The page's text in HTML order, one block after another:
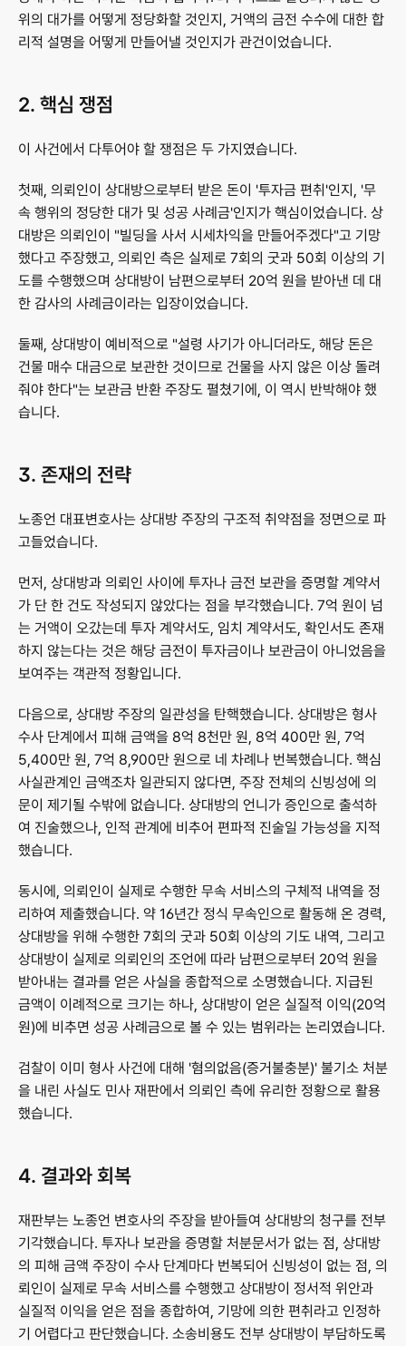
위의 대가를 어떻게 정당화할 것인지, 거액의 금전 수수에 대한 합
리적 설명을 어떻게 만들어낼 것인지가 관건이었습니다.
2. 핵심 쟁점
이 사건에서 다투어야 할 쟁점은 두 가지였습니다.
첫째, 의뢰인이 상대방으로부터 받은 돈이 '투자금 편취'인지, '무
속 행위의 정당한 대가 및 성공 사례금'인지가 핵심이었습니다. 상
대방은 의뢰인이 "빌딩을 사서 시세차익을 만들어주겠다"고 기망
했다고 주장했고, 의뢰인 측은 실제로 7회의 굿과 50회 이상의 기
도를 수행했으며 상대방이 남편으로부터 20억 원을 받아낸 데 대
한 감사의 사례금이라는 입장이었습니다.
둘째, 상대방이 예비적으로 "설령 사기가 아니더라도, 해당 돈은
건물 매수 대금으로 보관한 것이므로 건물을 사지 않은 이상 돌려
줘야 한다"는 보관금 반환 주장도 펼쳤기에, 이 역시 반박해야 했
습니다.
3. 존재의 전략
노종언 대표변호사는 상대방 주장의 구조적 취약점을 정면으로 파
고들었습니다.
먼저, 상대방과 의뢰인 사이에 투자나 금전 보관을 증명할 계약서
가 단 한 건도 작성되지 않았다는 점을 부각했습니다. 7억 원이 넘
는 거액이 오갔는데 투자 계약서도, 임치 계약서도, 확인서도 존재
하지 않는다는 것은 해당 금전이 투자금이나 보관금이 아니었음을
보여주는 객관적 정황입니다.
다음으로, 상대방 주장의 일관성을 탄핵했습니다. 상대방은 형사
수사 단계에서 피해 금액을 8억 8천만 원, 8억 400만 원, 7억
5,400만 원, 7억 8,900만 원으로 네 차례나 번복했습니다. 핵심
사실관계인 금액조차 일관되지 않다면, 주장 전체의 신빙성에 의
문이 제기될 수밖에 없습니다. 상대방의 언니가 증인으로 출석하
여 진술했으나, 인적 관계에 비추어 편파적 진술일 가능성을 지적
했습니다.
동시에, 의뢰인이 실제로 수행한 무속 서비스의 구체적 내역을 정
리하여 제출했습니다. 약 16년간 정식 무속인으로 활동해 온 경력,
상대방을 위해 수행한 7회의 굿과 50회 이상의 기도 내역, 그리고
상대방이 실제로 의뢰인의 조언에 따라 남편으로부터 20억 원을
받아내는 결과를 얻은 사실을 종합적으로 소명했습니다. 지급된
금액이 이례적으로 크기는 하나, 상대방이 얻은 실질적 이익(20억
원)에 비추면 성공 사례금으로 볼 수 있는 범위라는 논리였습니다.
검찰이 이미 형사 사건에 대해 '혐의없음(증거불충분)' 불기소 처분
을 내린 사실도 민사 재판에서 의뢰인 측에 유리한 정황으로 활용
했습니다.
4. 결과와 회복
재판부는 노종언 변호사의 주장을 받아들여 상대방의 청구를 전부
기각했습니다. 투자나 보관을 증명할 처분문서가 없는 점, 상대방
의 피해 금액 주장이 수사 단계마다 번복되어 신빙성이 없는 점, 의
뢰인이 실제로 무속 서비스를 수행했고 상대방이 정서적 위안과
실질적 이익을 얻은 점을 종합하여, 기망에 의한 편취라고 인정하
기 어렵다고 판단했습니다. 소송비용도 전부 상대방이 부담하도록